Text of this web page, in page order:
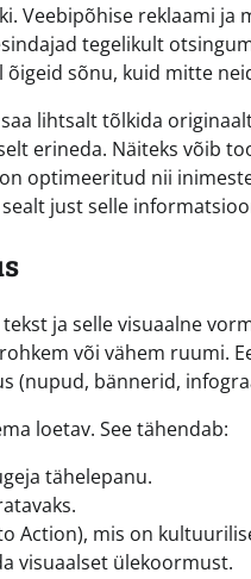
Veebipõhise reklaami
tegelikult
sõnu, kuid mitte
lihtsalt tõlkida
erineda. Näiteks võib
optimeeritud nii
just selle
ja selle visuaalne
või vähem ruumi.
(nupud, bännerid,
loetav. See tähendab:
tähelepanu.
Action), mis on
visuaalset ülekoormust.